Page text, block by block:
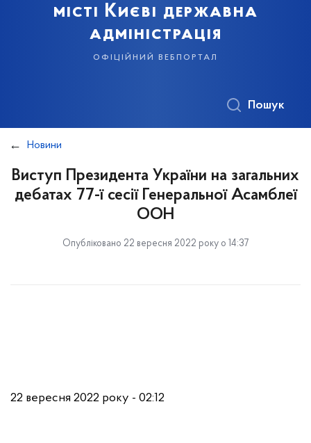
місті Києві державна
адміністрація
офіційний вебпортал
Пошук
Новини
Виступ Президента України на загальних
дебатах 77-ї сесії Генеральної Асамблеї
ООН
Опубліковано 22 вересня 2022 року о 14:37
22 вересня 2022 року - 02:12